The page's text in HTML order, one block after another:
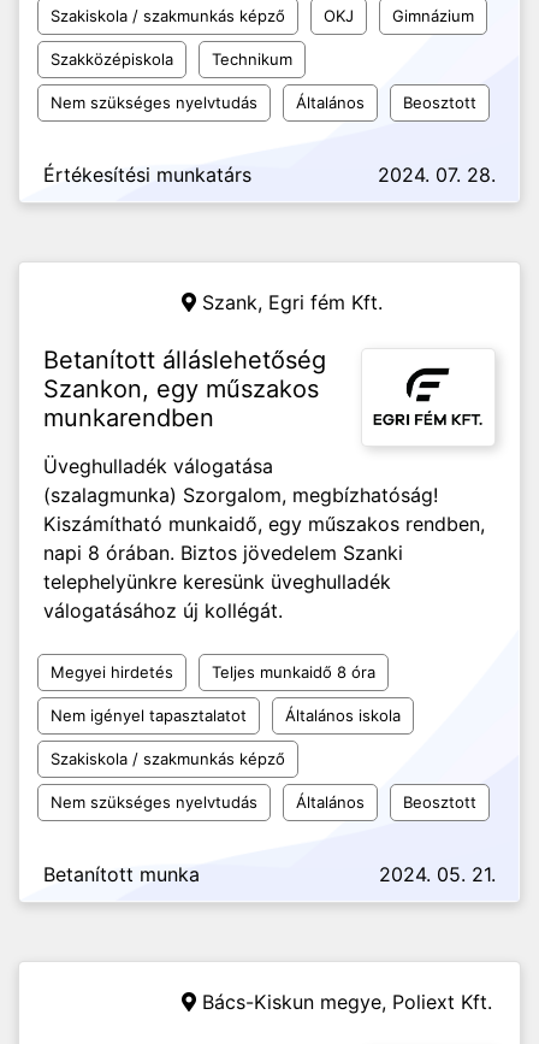
Szakiskola / szakmunkás képző OKJ Gimnázium
Szakközépiskola Technikum
Nem szükséges nyelvtudás Általános Beosztott
Értékesítési munkatárs 2024. 07. 28.
Szank, Egri fém Kft.
Betanított álláslehetőség
Szankon, egy műszakos
munkarendben
Üveghulladék válogatása
(szalagmunka) Szorgalom, megbízhatóság!
Kiszámítható munkaidő, egy műszakos rendben,
napi 8 órában. Biztos jövedelem Szanki
telephelyünkre keresünk üveghulladék
válogatásához új kollégát.
Megyei hirdetés Teljes munkaidő 8 óra
Nem igényel tapasztalatot Általános iskola
Szakiskola / szakmunkás képző
Nem szükséges nyelvtudás Általános Beosztott
Betanított munka 2024. 05. 21.
Bács-Kiskun megye, Poliext Kft.